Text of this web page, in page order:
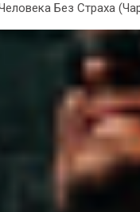
Без Страха